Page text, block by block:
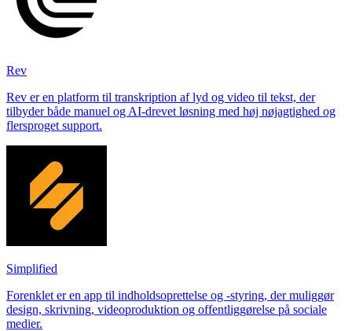
Rev
Rev er en platform til transkription af lyd og video til tekst, der
tilbyder både manuel og AI-drevet løsning med høj nøjagtighed og
flersproget support.
Simplified
Forenklet er en app til indholdsoprettelse og -styring, der muliggør
design, skrivning, videoproduktion og offentliggørelse på sociale
medier.